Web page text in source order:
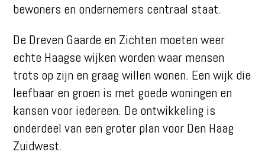
bewoners en ondernemers centraal staat.
De Dreven Gaarde en Zichten moeten weer
echte Haagse wijken worden waar mensen
trots op zijn en graag willen wonen. Een wijk die
leefbaar en groen is met goede woningen en
kansen voor iedereen. De ontwikkeling is
onderdeel van een groter plan voor Den Haag
Zuidwest.